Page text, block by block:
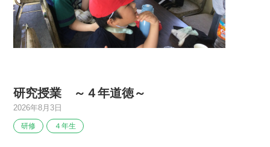
研究授業 ～４年道徳～
2026年8月3日
研修 ４年生